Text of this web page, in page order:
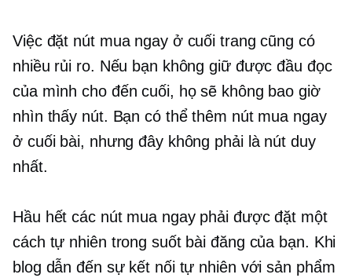
Việc đặt nút mua ngay ở cuối trang cũng có
nhiều rủi ro. Nếu bạn không giữ được đầu đọc
của mình cho đến cuối, họ sẽ không bao giờ
nhìn thấy nút. Bạn có thể thêm nút mua ngay
ở cuối bài, nhưng đây không phải là nút duy
nhất.
Hầu hết các nút mua ngay phải được đặt một
cách tự nhiên trong suốt bài đăng của bạn. Khi
blog dẫn đến sự kết nối tự nhiên với sản phẩm